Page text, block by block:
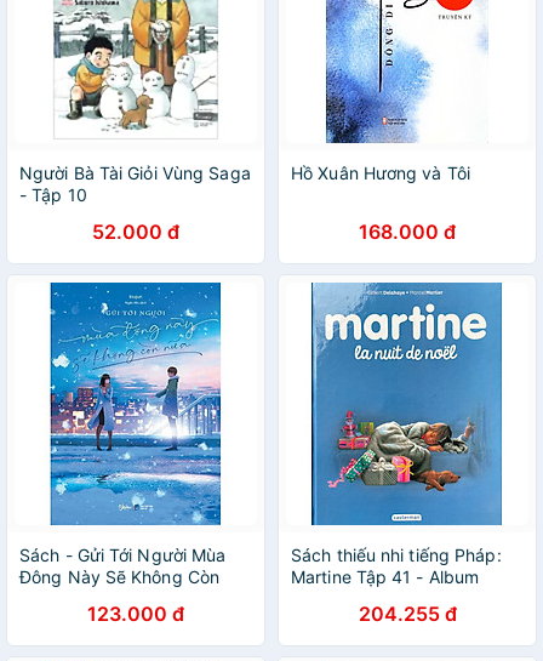
Người Bà Tài Giỏi Vùng Saga
- Tập 10
52.000 đ
Hồ Xuân Hương và Tôi
168.000 đ
Sách - Gửi Tới Người Mùa
Đông Này Sẽ Không Còn
123.000 đ
Sách thiếu nhi tiếng Pháp:
Martine Tập 41 - Album
204.255 đ